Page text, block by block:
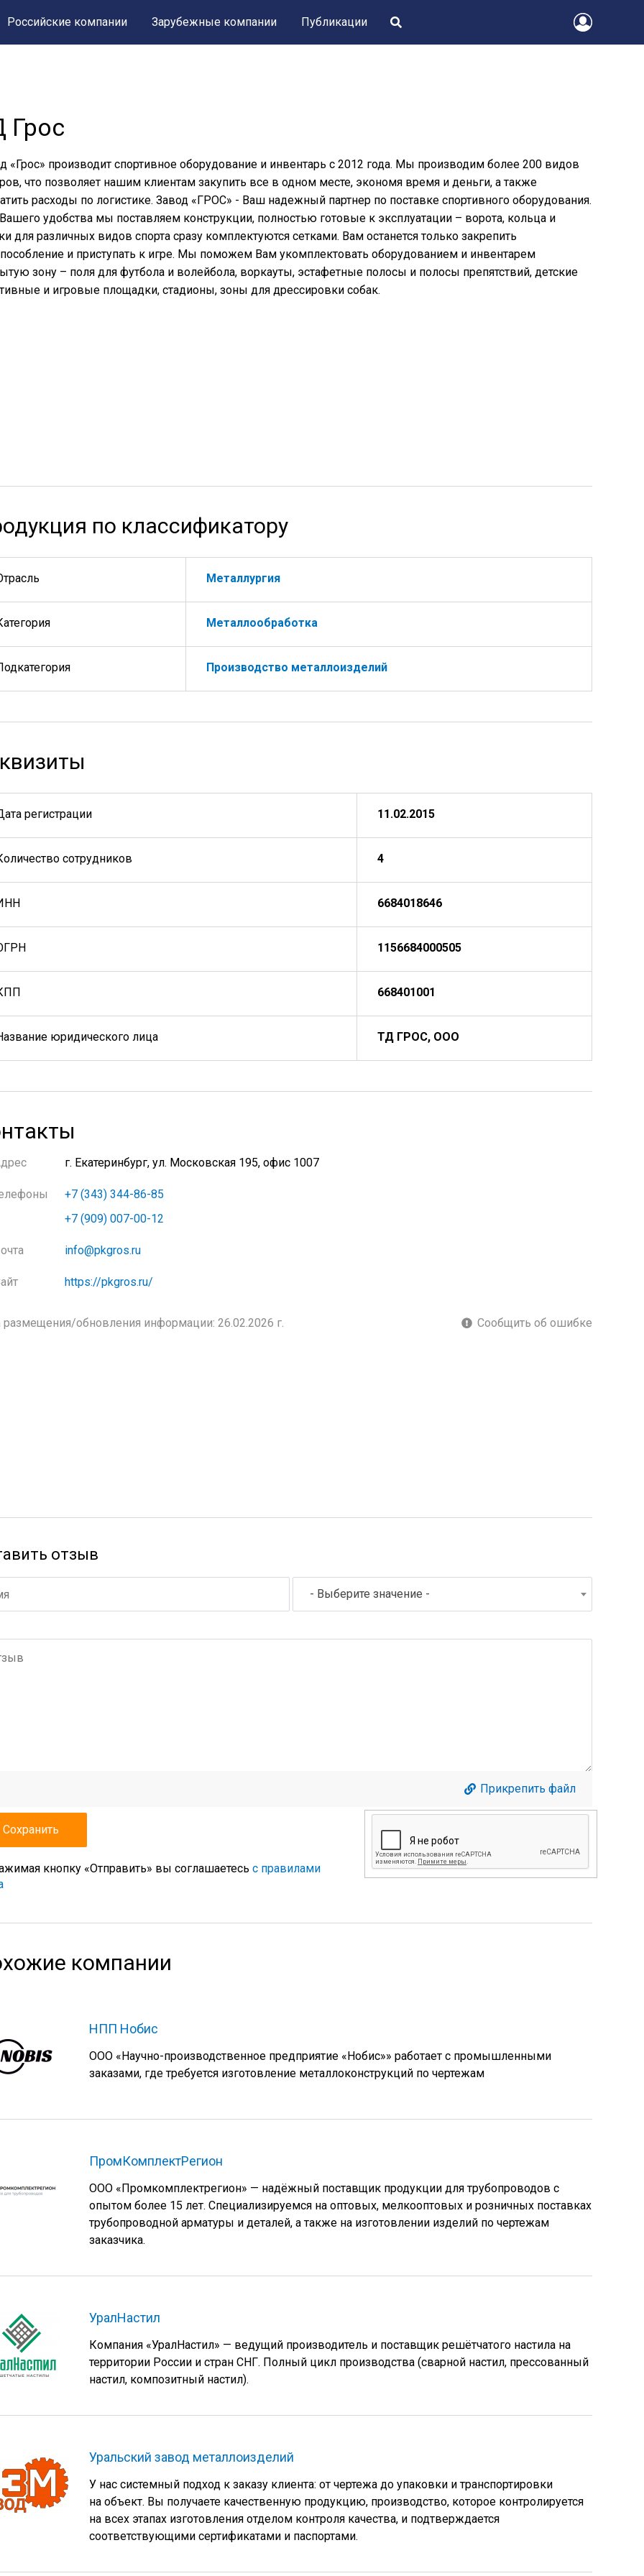
Российские компании Зарубежные компании Публикации
Грос
«Грос» производит спортивное оборудование и инвентарь с 2012 года. Мы производим более 200 видов
что позволяет нашим клиентам закупить все в одном месте, экономя время и деньги, а также
расходы по логистике. Завод «ГРОС» - Ваш надежный партнер по поставке спортивного оборудования.
удобства мы поставляем конструкции, полностью готовые к эксплуатации – ворота, кольца и
для различных видов спорта сразу комплектуются сетками. Вам останется только закрепить
и приступать к игре. Мы поможем Вам укомплектовать оборудованием и инвентарем
зону – поля для футбола и волейбола, воркауты, эстафетные полосы и полосы препятствий, детские
и игровые площадки, стадионы, зоны для дрессировки собак.
по классификатору
Металлургия
Металлообработка
Производство металлоизделий
регистрации 11.02.2015
сотрудников 4
6684018646
1156684000505
668401001
юридического лица ТД ГРОС, ООО
г. Екатеринбург, ул. Московская 195, офис 1007
+7 (343) 344-86-85
+7 (909) 007-00-12
info@pkgros.ru
https://pkgros.ru/
размещения/обновления информации: 26.02.2026 г. Сообщить об ошибке
отзыв
- Выберите значение -
Прикрепить файл
кнопку «Отправить» вы соглашаетесь с правилами
компании
НПП Нобис
ООО «Научно-производственное предприятие «Нобис»» работает с промышленными
заказами, где требуется изготовление металлоконструкций по чертежам
ПромКомплектРегион
ООО «Промкомплектрегион» — надёжный поставщик продукции для трубопроводов с
опытом более 15 лет. Специализируемся на оптовых, мелкооптовых и розничных поставках
трубопроводной арматуры и деталей, а также на изготовлении изделий по чертежам
заказчика.
УралНастил
Компания «УралНастил» — ведущий производитель и поставщик решётчатого настила на
территории России и стран СНГ. Полный цикл производства (сварной настил, прессованный
настил, композитный настил).
Уральский завод металлоизделий
У нас системный подход к заказу клиента: от чертежа до упаковки и транспортировки
на объект. Вы получаете качественную продукцию, производство, которое контролируется
на всех этапах изготовления отделом контроля качества, и подтверждается
соответствующими сертификатами и паспортами.